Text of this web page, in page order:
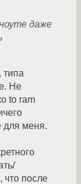
даже
типа
Не
to ram
для меня.
что после